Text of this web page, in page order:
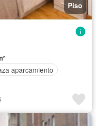
Piso
aparcamiento